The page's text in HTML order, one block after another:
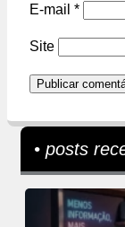
E-mail *
Site
• posts